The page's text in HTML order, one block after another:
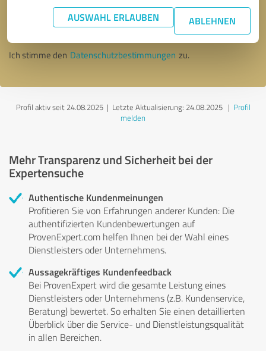
AUSWAHL ERLAUBEN ABLEHNEN
Nachricht senden
Ich stimme den Datenschutzbestimmungen zu.
Profil aktiv seit 24.08.2025 | Letzte Aktualisierung: 24.08.2025| Profil
melden
Mehr Transparenz und Sicherheit bei der
Expertensuche
Authentische Kundenmeinungen
Profitieren Sie von Erfahrungen anderer Kunden: Die
authentifizierten Kundenbewertungen auf
ProvenExpert.com helfen Ihnen bei der Wahl eines
Dienstleisters oder Unternehmens.
Aussagekräftiges Kundenfeedback
Bei ProvenExpert wird die gesamte Leistung eines
Dienstleisters oder Unternehmens (z.B. Kundenservice,
Beratung) bewertet. So erhalten Sie einen detaillierten
Überblick über die Service- und Dienstleistungsqualität
in allen Bereichen.